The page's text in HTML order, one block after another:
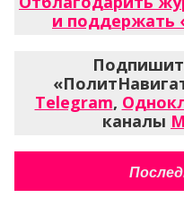
и поддержать
Telegram,
каналы